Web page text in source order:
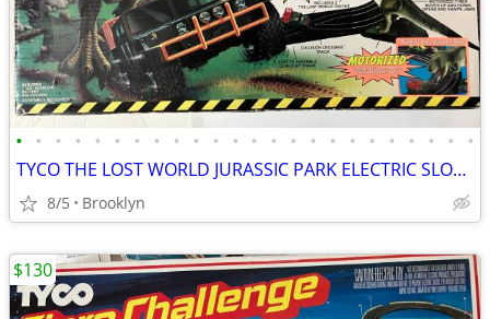
• • • • • • • • • • • • • • • • • • • • • • • •
TYCO THE LOST WORLD JURASSIC PARK ELECTRIC SLOT CAR RACE SET VINTAGE
8/5 Brooklyn
$130